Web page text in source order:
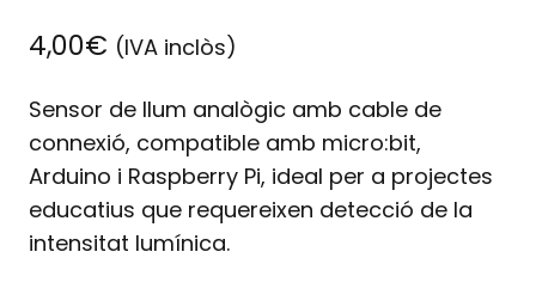
4,00€ (IVA inclòs)
Sensor de llum analògic amb cable de
connexió, compatible amb micro:bit,
Arduino i Raspberry Pi, ideal per a projectes
educatius que requereixen detecció de la
intensitat lumínica.